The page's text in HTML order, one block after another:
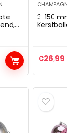
3-150
€26,99